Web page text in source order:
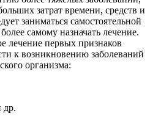
затрат времени, средств и
заниматься самостоятельной
самому назначать лечение.
лечение первых признаков
к возникновению заболеваний
организма:
др.